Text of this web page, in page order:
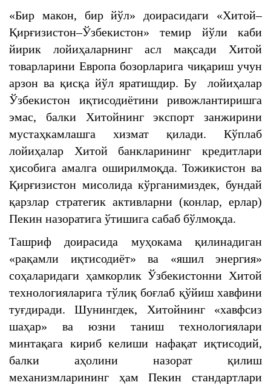
«Бир макон, бир йўл» доирасидаги «Хитой–
Қирғизистон–Ўзбекистон» темир йўли каби
йирик лойиҳаларнинг асл мақсади Хитой
товарларини Европа бозорларига чиқариш учун
арзон ва қисқа йўл яратишдир. Бу лойиҳалар
Ўзбекистон иқтисодиётини ривожлантиришга
эмас, балки Хитойнинг экспорт занжирини
мустаҳкамлашга хизмат қилади. Кўплаб
лойиҳалар Хитой банкларининг кредитлари
ҳисобига амалга оширилмоқда. Тожикистон ва
Қирғизистон мисолида кўрганимиздек, бундай
қарзлар стратегик активларни (конлар, ерлар)
Пекин назоратига ўтишига сабаб бўлмоқда.
Ташриф доирасида муҳокама қилинадиган
«рақамли иқтисодиёт» ва «яшил энергия»
соҳаларидаги ҳамкорлик Ўзбекистонни Хитой
технологияларига тўлиқ боғлаб қўйиш хавфини
туғдиради. Шунингдек, Хитойнинг «хавфсиз
шаҳар» ва юзни таниш технологиялари
минтақага кириб келиши нафақат иқтисодий,
балки аҳолини назорат қилиш
механизмларининг ҳам Пекин стандартлари